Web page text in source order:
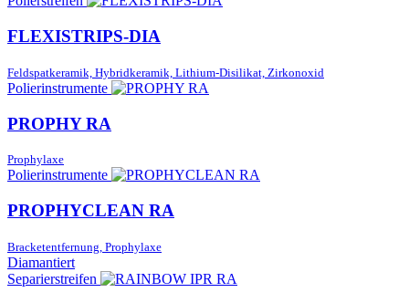
FLEXISTRIPS-DIA
Feldspatkeramik, Hybridkeramik, Lithium-Disilikat, Zirkonoxid
Polierinstrumente
PROPHY RA
Prophylaxe
Polierinstrumente
PROPHYCLEAN RA
Bracketentfernung, Prophylaxe
Diamantiert
Separierstreifen